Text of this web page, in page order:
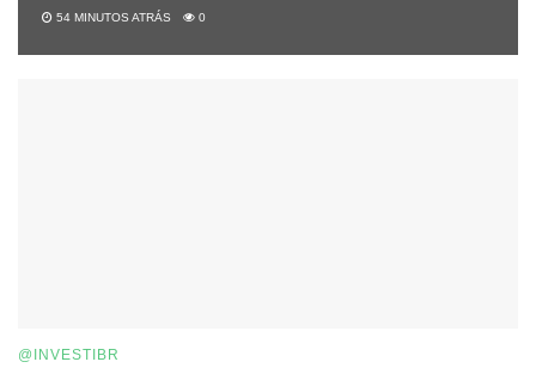
54 MINUTOS ATRÁS 0
@INVESTIBR